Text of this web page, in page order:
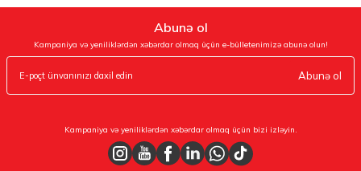
Abunə ol
Kampaniya və yeniliklərdən xəbərdar olmaq üçün e-bülletenimizə abunə olun!
Abunə ol
Kampaniya və yeniliklərdən xəbərdar olmaq üçün bizi izləyin.